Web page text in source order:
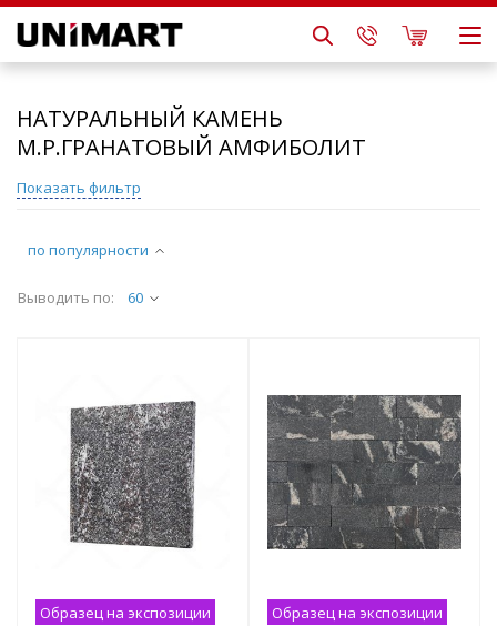
НАТУРАЛЬНЫЙ КАМЕНЬ
М.Р.ГРАНАТОВЫЙ АМФИБОЛИТ
по популярности
Выводить по: 60
Образец на экспозиции
Образец на экспозиции
Показать фильтр